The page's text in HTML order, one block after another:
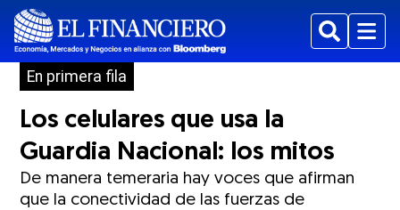
BuscarMenu
En primera fila
Los celulares que usa la
Guardia Nacional: los mitos
De manera temeraria hay voces que afirman
que la conectividad de las fuerzas de